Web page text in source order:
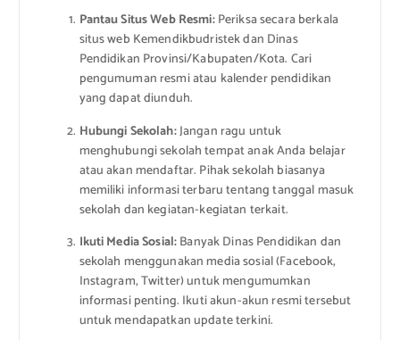
Pantau Situs Web Resmi:Periksa secara berkala
situs web Kemendikbudristek dan Dinas
Pendidikan Provinsi/Kabupaten/Kota. Cari
pengumuman resmi atau kalender pendidikan
yang dapat diunduh.
Hubungi Sekolah:Jangan ragu untuk
menghubungi sekolah tempat anak Anda belajar
atau akan mendaftar. Pihak sekolah biasanya
memiliki informasi terbaru tentang tanggal masuk
sekolah dan kegiatan-kegiatan terkait.
Ikuti Media Sosial:Banyak Dinas Pendidikan dan
sekolah menggunakan media sosial (Facebook,
Instagram, Twitter) untuk mengumumkan
informasi penting. Ikuti akun-akun resmi tersebut
untuk mendapatkan update terkini.